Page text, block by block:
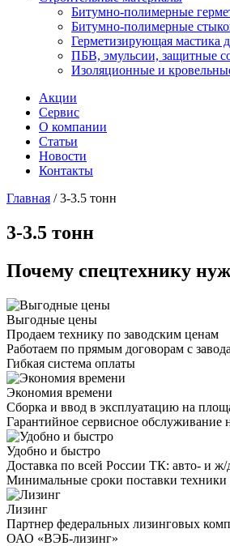
Битумно-полимерные
Битумно-полимерные
Герметизирующая мастика
ПБВ, эмульсии, защитные
Изоляционные и
Акции
Сервис
О компании
Статьи
Новости
Контакты
Главная /3-3.5 тонн
3-3.5 тонн
Почему спецтехнику
Выгодные цены
Продаем технику по заводским ценам
Работаем по прямым договорам с
Гибкая система оплаты
Экономия времени
Сборка и ввод в эксплуатацию на
Гарантийное сервисное обслуживание
Удобно и быстро
Доставка по всей России ТК: авто- и ж/
Минимальные сроки поставки техники
Лизинг
Партнер федеральных лизинговых
ОАО «ВЭБ-лизинг»